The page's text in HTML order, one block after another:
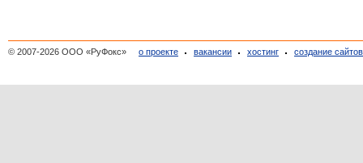
© 2007-2026 ООО «РуФокс» о проекте вакансии хостинг создание сайтов